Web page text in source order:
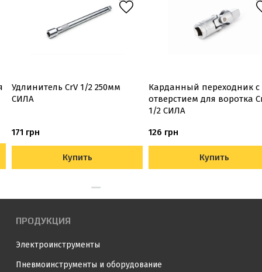
Удлинитель CrV 1/2 250мм
СИЛА
171 грн
Купить
Карданный переходник с
отверстием для воротка
1/2 СИЛА
126 грн
Купить
ПРОДУКЦИЯ
Электроинструменты
Пневмоинструменты и оборудование